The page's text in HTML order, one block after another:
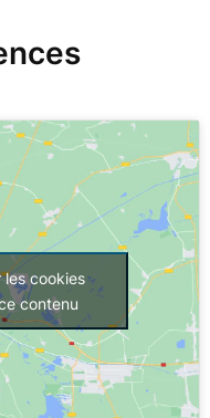
cookies
contenu